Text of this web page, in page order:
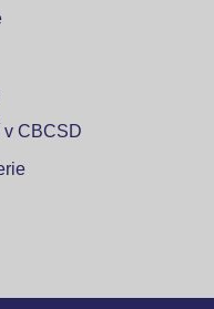
CBCSD